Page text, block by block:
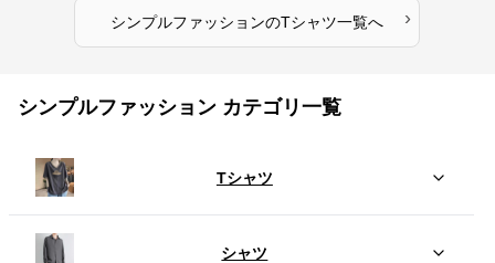
シンプルファッションのTシャツ一覧へ ›
シンプルファッション カテゴリ一覧
Tシャツ
シャツ